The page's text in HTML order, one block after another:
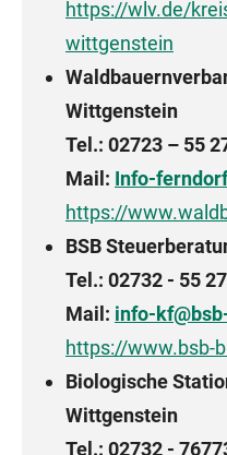
https://wlv.de/
wittgenstein
Wittgenstein
Tel.: 02723 – 55
Mail: Info-
https://
BSB
Tel.: 02732 - 55
Mail: info-
https://www.bsb-
Biologische
Wittgenstein
Tel.: 02732 -